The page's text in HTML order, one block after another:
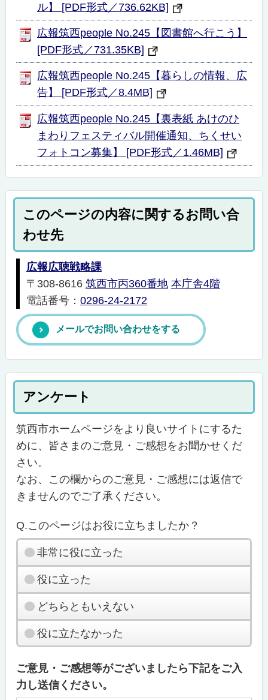
ル】 [PDF形式／736.62KB]
広報筑西people No.245【図書館へ行こう】
[PDF形式／731.35KB]
広報筑西people No.245【暮らしの情報、広
告】 [PDF形式／8.4MB]
広報筑西people No.245【裏表紙 あけのひ
まわりフェスティバル開催通知、ちくせい
フォトコン募集】 [PDF形式／1.46MB]
このページの内容に関するお問い合
わせ先
広報広聴戦略課
〒308-8616 筑西市丙360番地 本庁舎4階
電話番号： 0296-24-2172
メールでお問い合わせをする
アンケート
筑西市ホームページをより良いサイトにするた
めに、皆さまのご意見・ご感想をお聞かせくだ
さい。
なお、この欄からのご意見・ご感想には返信で
きませんのでご了承ください。
Q.このページはお役に立ちましたか？
非常に役に立った
役に立った
どちらともいえない
役に立たなかった
ご意見・ご感想等がございましたら下記をご入
力し送信ください。